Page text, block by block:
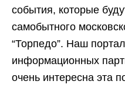
события, которые
самобытного
“Торпедо”. Наш
информационных
очень интересна эта